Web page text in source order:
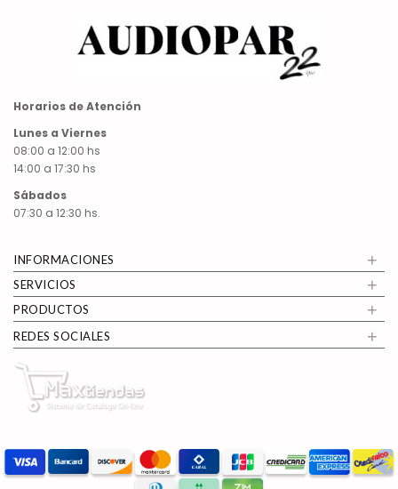
Horarios de Atención
Lunes a Viernes
08:00 a 12:00 hs
14:00 a 17:30 hs
Sábados
07:30 a 12:30 hs.
INFORMACIONES +
SERVICIOS +
PRODUCTOS +
REDES SOCIALES +